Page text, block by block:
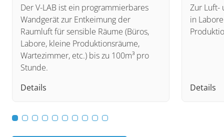
Der V-LAB ist ein programmierbares
Wandgerät zur Entkeimung der
Raumluft für sensible Räume (Büros,
Labore, kleine Produktionsräume,
Wartezimmer, etc.) bis zu 100m³ pro
Stunde.
Details
Zur Luft-
in
Details